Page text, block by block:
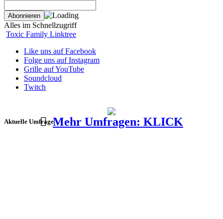
Alles im Schnellzugriff
Toxic Family Linktree
Like uns auf Facebook
Folge uns auf Instagram
Grille auf YouTube
Soundcloud
Twitch
Aktuelle UmfrageMehr Umfragen: KLICK